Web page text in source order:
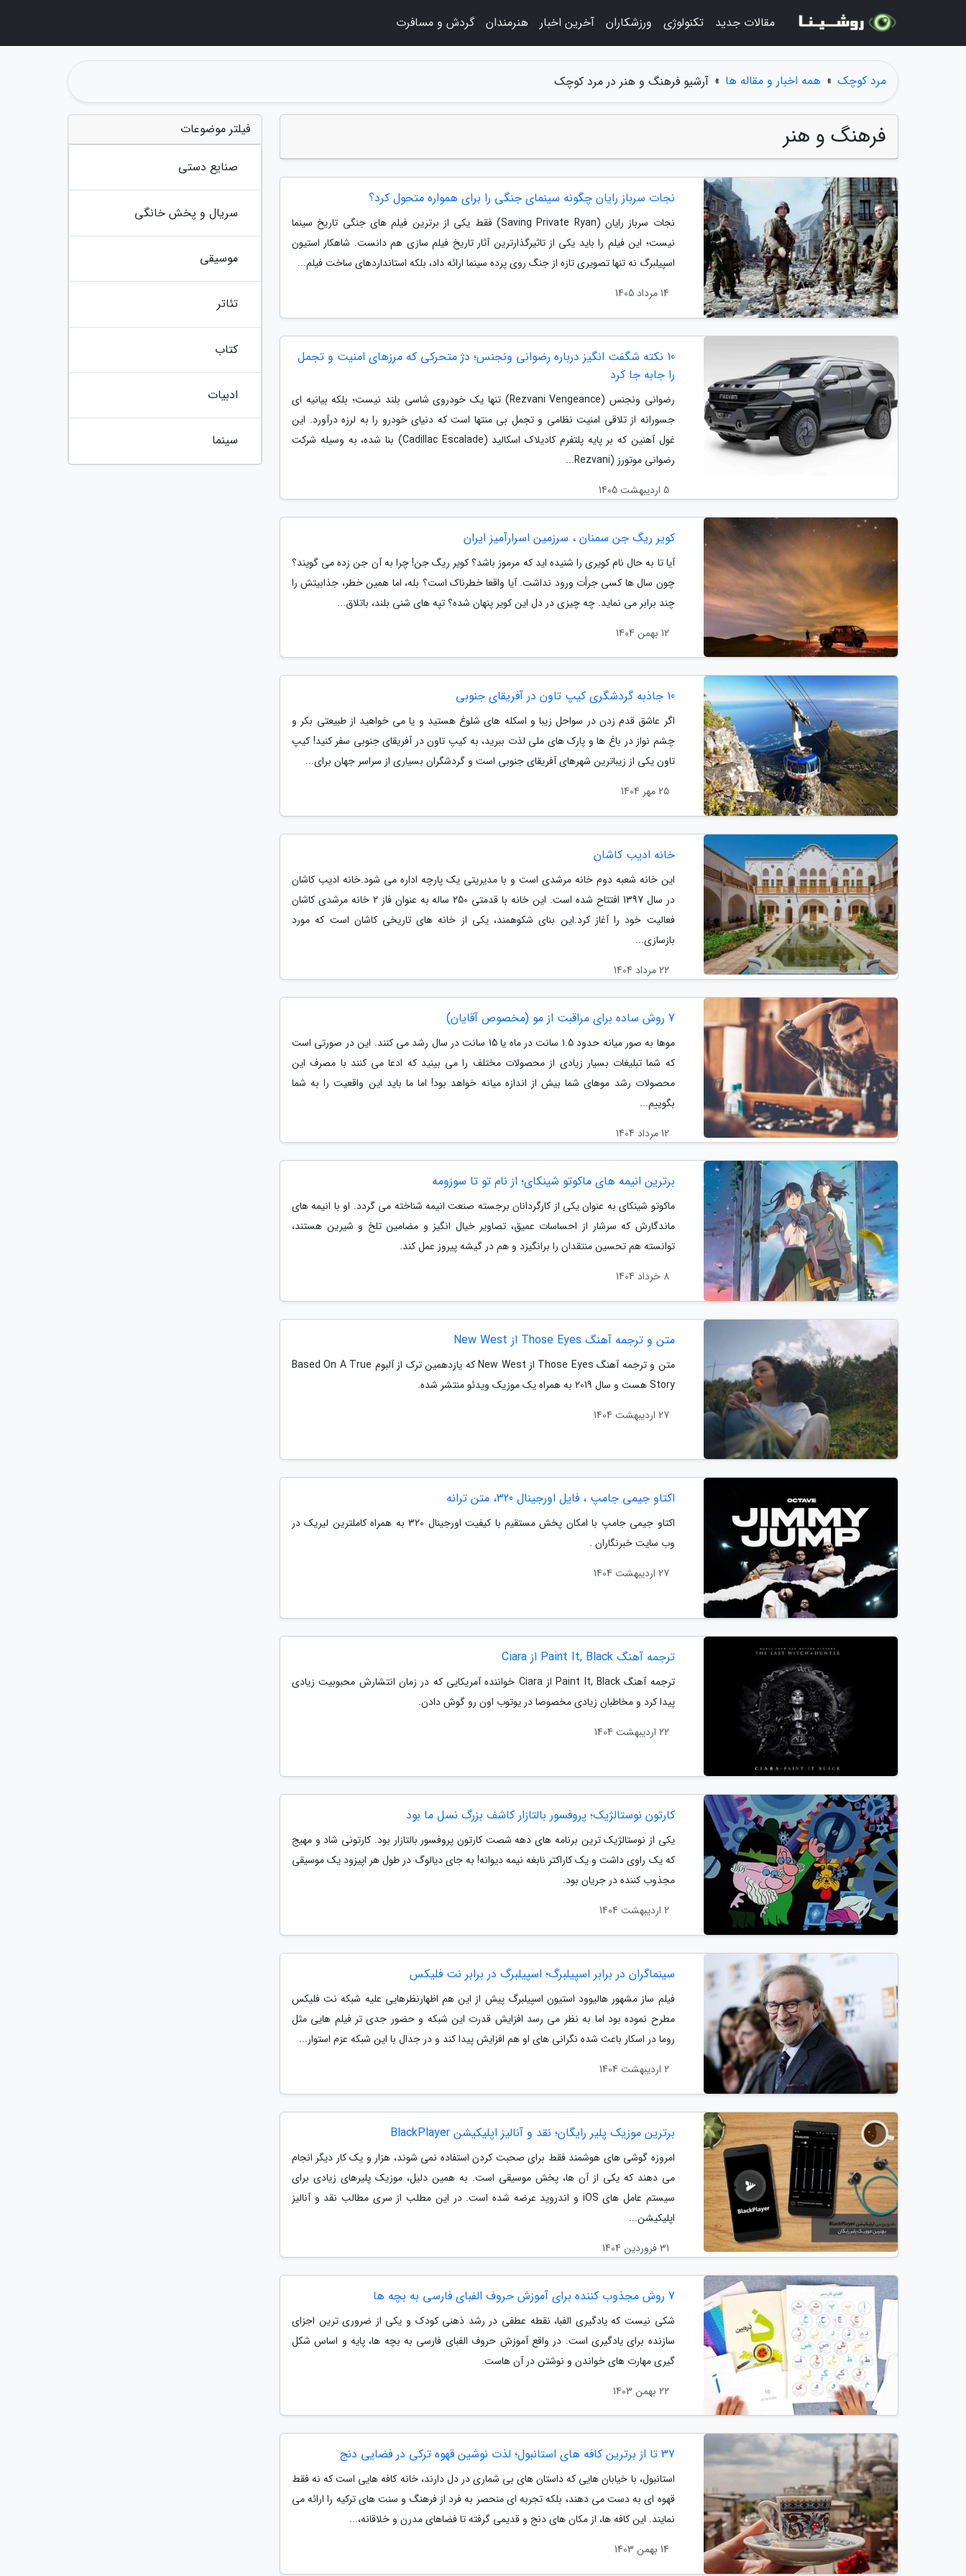
مرد کوچک » همه اخبار و مقاله ها » آرشیو فرهنگ و هنر در مرد کوچک
فرهنگ و هنر
نجات سرباز رایان چگونه سینمای جنگی را برای همواره متحول کرد؟
نجات سرباز رایان (Saving Private Ryan) فقط یکی از برترین فیلم های جنگی تاریخ سینما
نیست؛ این فیلم را باید یکی از تاثیرگذارترین آثار تاریخ فیلم سازی هم دانست. شاهکار استیون
اسپیلبرگ نه تنها تصویری تازه از جنگ روی پرده سینما ارائه داد، بلکه استانداردهای ساخت فیلم...
14 مرداد 1405
10 نکته شگفت انگیز درباره رضوانی ونجنس؛ دژ متحرکی که مرزهای امنیت و تجمل
را جابه جا کرد
رضوانی ونجنس (Rezvani Vengeance) تنها یک خودروی شاسی بلند نیست؛ بلکه بیانیه ای
جسورانه از تلاقی امنیت نظامی و تجمل بی منتها است که دنیای خودرو را به لرزه درآورد. این
غول آهنین که بر پایه پلتفرم کادیلاک اسکالید (Cadillac Escalade) بنا شده، به وسیله شرکت
رضوانی موتورز (Rezvani...
5 اردیبهشت 1405
کویر ریگ جن سمنان ، سرزمین اسرارآمیز ایران
آیا تا به حال نام کویری را شنیده اید که مرموز باشد؟ کویر ریگ جن! چرا به آن جن زده می گویند؟
چون سال ها کسی جرأت ورود نداشت. آیا واقعا خطرناک است؟ بله، اما همین خطر، جذابیتش را
چند برابر می نماید. چه چیزی در دل این کویر پنهان شده؟ تپه های شنی بلند، باتلاق...
12 بهمن 1404
10 جاذبه گردشگری کیپ تاون در آفریقای جنوبی
اگر عاشق قدم زدن در سواحل زیبا و اسکله های شلوغ هستید و یا می خواهید از طبیعتی بکر و
چشم نواز در باغ ها و پارک های ملی لذت ببرید، به کیپ تاون در آفریقای جنوبی سفر کنید! کیپ
تاون یکی از زیباترین شهرهای آفریقای جنوبی است و گردشگران بسیاری از سراسر جهان برای...
25 مهر 1404
خانه ادیب کاشان
این خانه شعبه دوم خانه مرشدی است و با مدیریتی یک پارچه اداره می شود.خانه ادیب کاشان
در سال 1397 افتتاح شده است. این خانه با قدمتی 250 ساله به عنوان فاز 2 خانه مرشدی کاشان
فعالیت خود را آغاز کرد.این بنای شکوهمند، یکی از خانه های تاریخی کاشان است که مورد
بازسازی...
22 مرداد 1404
7 روش ساده برای مراقبت از مو (مخصوص آقایان)
موها به صور میانه حدود 1.5 سانت در ماه یا 15 سانت در سال رشد می کنند. این در صورتی است
که شما تبلیغات بسیار زیادی از محصولات مختلف را می بینید که ادعا می کنند با مصرف این
محصولات رشد موهای شما بیش از اندازه میانه خواهد بود! اما ما باید این واقعیت را به شما
بگوییم...
12 مرداد 1404
برترین انیمه های ماکوتو شینکای؛ از نام تو تا سوزومه
ماکوتو شینکای به عنوان یکی از کارگردانان برجسته صنعت انیمه شناخته می گردد. او با انیمه های
ماندگارش که سرشار از احساسات عمیق، تصاویر خیال انگیز و مضامین تلخ و شیرین هستند،
توانسته هم تحسین منتقدان را برانگیزد و هم در گیشه پیروز عمل کند.
8 خرداد 1404
متن و ترجمه آهنگ Those Eyes از New West
متن و ترجمه آهنگ Those Eyes از New West که یازدهمین ترک از آلبوم Based On A True
Story هست و سال 2019 به همراه یک موزیک ویدئو منتشر شده.
27 اردیبهشت 1404
اکتاو جیمی جامپ ، فایل اورجینال 320، متن ترانه
اکتاو جیمی جامپ با امکان پخش مستقیم با کیفیت اورجینال 320 به همراه کاملترین لیریک در
وب سایت خبرنگاران .
27 اردیبهشت 1404
ترجمه آهنگ Paint It, Black از Ciara
ترجمه آهنگ Paint It, Black از Ciara خواننده آمریکایی که در زمان انتشارش محبوبیت زیادی
پیدا کرد و مخاطبان زیادی مخصوصا در یوتوب اون رو گوش دادن.
22 اردیبهشت 1404
کارتون نوستالژیک؛ پروفسور بالتازار کاشف بزرگ نسل ما بود
یکی از نوستالژیک ترین برنامه های دهه شصت کارتون پروفسور بالتازار بود. کارتونی شاد و مهیج
که یک راوی داشت و یک کاراکتر نابغه نیمه دیوانه! به جای دیالوگ در طول هر اپیزود یک موسیقی
مجذوب کننده در جریان بود.
2 اردیبهشت 1404
سینماگران در برابر اسپیلبرگ؛ اسپیلبرگ در برابر نت فلیکس
فیلم ساز مشهور هالیوود استیون اسپیلبرگ پیش از این هم اظهارنظرهایی علیه شبکه نت فلیکس
مطرح نموده بود اما به نظر می رسد افزایش قدرت این شبکه و حضور جدی تر فیلم هایی مثل
روما در اسکار باعث شده نگرانی های او هم افزایش پیدا کند و در جدال با این شبکه عزم استوار...
2 اردیبهشت 1404
برترین موزیک پلیر رایگان؛ نقد و آنالیز اپلیکیشن BlackPlayer
امروزه گوشی های هوشمند فقط برای صحبت کردن استفاده نمی شوند، هزار و یک کار دیگر انجام
می دهند که یکی از آن ها، پخش موسیقی است. به همین دلیل، موزیک پلیرهای زیادی برای
سیستم عامل های iOS و اندروید عرضه شده است. در این مطلب از سری مطالب نقد و آنالیز
اپلیکیشن...
31 فروردین 1404
7 روش مجذوب کننده برای آموزش حروف الفبای فارسی به بچه ها
شکی نیست که یادگیری الفبا، نقطه عطفی در رشد ذهنی کودک و یکی از ضروری ترین اجزای
سازنده برای یادگیری است. در واقع آموزش حروف الفبای فارسی به بچه ها، پایه و اساس شکل
گیری مهارت های خواندن و نوشتن در آن هاست.
22 بهمن 1403
37 تا از برترین کافه های استانبول؛ لذت نوشین قهوه ترکی در فضایی دنج
استانبول، با خیابان هایی که داستان های بی شماری در دل دارند، خانه کافه هایی است که نه فقط
قهوه ای به دست می دهند، بلکه تجربه ای منحصر به فرد از فرهنگ و سنت های ترکیه را ارائه می
نمایند. این کافه ها، از مکان های دنج و قدیمی گرفته تا فضاهای مدرن و خلاقانه،...
14 بهمن 1403
فیلتر موضوعات
صنایع دستی
سریال و پخش خانگی
موسیقی
تئاتر
کتاب
ادبیات
سینما
مقالات جدید تکنولوژی ورزشکاران آخرین اخبار هنرمندان گردش و مسافرت